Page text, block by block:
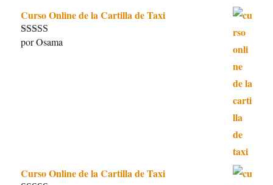
Curso Online de la Cartilla de Taxi
Valorado con
por Osama
Curso Online de la Cartilla de Taxi